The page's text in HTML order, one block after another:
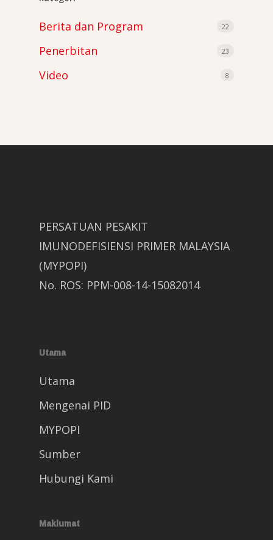
Berita dan Program 22
Penerbitan 23
Video 8
PERSATUAN PESAKIT
IMUNODEFISIENSI PRIMER MALAYSIA
(MYPOPI)
No. ROS: PPM-008-14-15082014
Utama
Utama
Mengenai PID
MYPOPI
Sumber
Hubungi Kami
Maklumat